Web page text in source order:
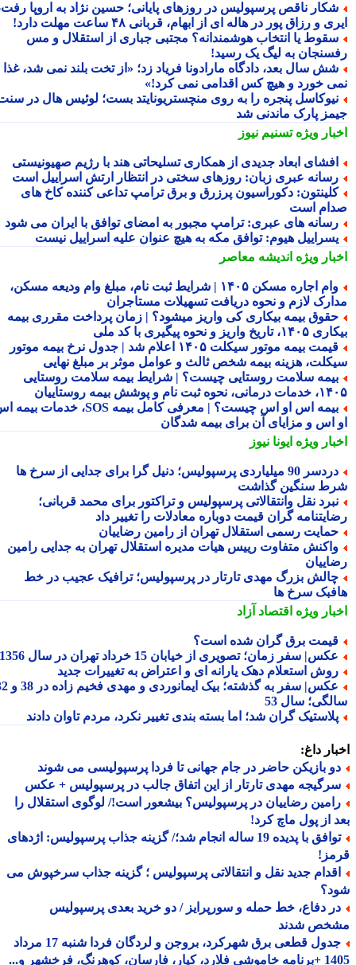
ناقص پرسپولیس در روزهای پایانی؛ حسین نژاد به اروپا رفت،
و رزاق پور در هاله ای از ابهام، قربانی ۴۸ ساعت مهلت دارد!
یا انتخاب هوشمندانه؟ مجتبی جباری از استقلال و مس
به لیگ یک رسید!
سال بعد، دادگاه مارادونا فریاد زد؛ «از تخت بلند نمی شد، غذا
خورد و هیچ کس اقدامی نمی کرد!»
پنجره را به روی منچستریونایتد بست؛ لوئیس هال در سنت
پارک ماندنی شد
ویژهتسنیم نیوز
ابعاد جدیدی از همکاری تسلیحاتی هند با رژیم صهیونیستی
عبری زبان: روزهای سختی در انتظار ارتش اسراییل است
دکوراسیون پرزرق و برق ترامپ تداعی کننده کاخ های
است
های عبری: ترامپ مجبور به امضای توافق با ایران می شود
هیوم: توافق مکه به هیچ عنوان علیه اسراییل نیست
ویژهاندیشه معاصر
وام اجاره مسکن ۱۴۰۵ | شرایط ثبت نام، مبلغ وام ودیعه مسکن،
لازم و نحوه دریافت تسهیلات مستاجران
بیمه بیکاری کی واریز میشود؟ | زمان پرداخت مقرری بیمه
واریز و نحوه پیگیری با کد ملی
قیمت بیمه موتور سیکلت ۱۴۰۵ اعلام شد | جدول نرخ بیمه موتور
هزینه بیمه شخص ثالث و عوامل موثر بر مبلغ نهایی
سلامت روستایی چیست؟ | شرایط بیمه سلامت روستایی
نام و پوشش بیمه روستاییان
بیمه اس او اس چیست؟ | معرفی کامل بیمه SOS، خدمات بیمه اس
اس و مزایای آن برای بیمه شدگان
ویژهایونا نیوز
دردسر 90 میلیاردی پرسپولیس؛ دنیل گرا برای جدایی از سرخ ها
سنگین گذاشت
نقل وانتقالاتی پرسپولیس و تراکتور برای محمد قربانی؛
گران قیمت دوباره معادلات را تغییر داد
رسمی استقلال تهران از رامین رضاییان
متفاوت رییس هیات مدیره استقلال تهران به جدایی رامین
بزرگ مهدی تارتار در پرسپولیس؛ ترافیک عجیب در خط
سرخ ها
ویژهاقتصاد آزاد
برق گران شده است؟
سفر زمان؛ تصویری از خیابان 15 خرداد تهران در سال 1356
استعلام دهک یارانه ای و اعتراض به تغییرات جدید
عکس| سفر به گذشته؛ بیک ایمانوردی و مهدی فخیم زاده در 38 و 32
سال 53
گران شد؛ اما بسته بندی تغییر نکرد، مردم تاوان دادند
داغ:
بازیکن حاضر در جام جهانی تا فردا پرسپولیسی می شوند
مهدی تارتار از این اتفاق جالب در پرسپولیس + عکس
رضاییان در پرسپولیس؟ بیشعور است!/ لوگوی استقلال را
از پول ماچ کرد!
توافق با پدیده 19 ساله انجام شد؛/ گزینه جذاب پرسپولیس: اژدهای
جدید نقل و انتقالاتی پرسپولیس ؛ گزینه جذاب سرخپوش می
دفاع، خط حمله و سورپرایز / دو خرید بعدی پرسپولیس
شدند
جدول قطعی برق شهرکرد، بروجن و لردگان فردا شنبه 17 مرداد
1405 +برنامه خاموشی فلارد، کیار، فارسان، کوهرنگ، فرخشهر و...